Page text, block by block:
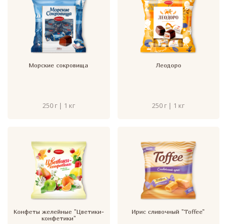
Морские сокровища
250 г | 1 кг
Леодоро
250 г | 1 кг
Конфеты желейные "Цветики-
конфетики"
Ирис сливочный "Toffee"